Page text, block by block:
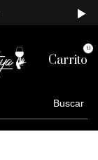
Carrito
0
Buscar